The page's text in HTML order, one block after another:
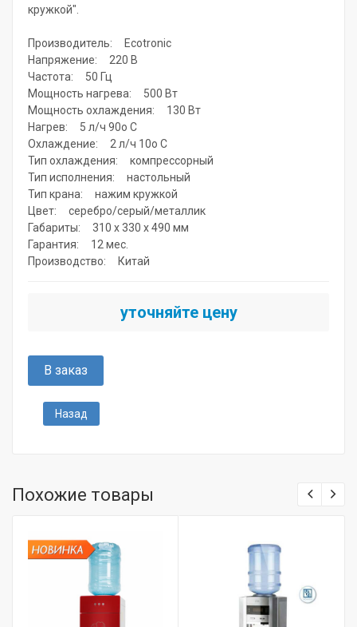
кружкой".
Производитель: Ecotronic
Напряжение: 220 В
Частота: 50 Гц
Мощность нагрева: 500 Вт
Мощность охлаждения: 130 Вт
Нагрев: 5 л/ч 90o C
Охлаждение: 2 л/ч 10o C
Тип охлаждения: компрессорный
Тип исполнения: настольный
Тип крана: нажим кружкой
Цвет: серебро/серый/металлик
Габариты: 310 х 330 х 490 мм
Гарантия: 12 мес.
Производство: Китай
уточняйте цену
В заказ
Назад
Похожие товары